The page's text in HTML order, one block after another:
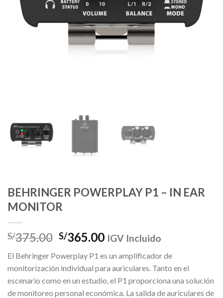
BEHRINGER POWERPLAY P1 – IN EAR
MONITOR
S/375.00 El
original
era:
S/375.00.
S/365.00El
actual
es:
S/365.00.
IGV Incluido
El Behringer Powerplay P1 es un amplificador de
monitorización individual para auriculares. Tanto en el
escenario como en un estudio, el P1 proporciona una solución
de monitoreo personal económica. La salida de auriculares de